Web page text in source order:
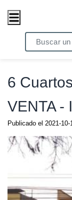
/ Propiedades /
6
VENTA -
Publicado el 2021-10-